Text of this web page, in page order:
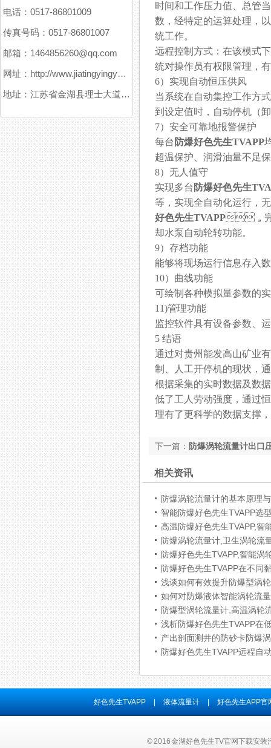
电话：0517-86801009
传真号码：0517-86801007
邮箱：1464856260@qq.com
网址：http://www.jiatingyingyuanxitong.com
地址：江苏省金湖县理士大道61号
时间和工作压力值、总
数，经特定的运算处理
统工作。
远程控制方式：在该模
统对操作员有权限管理，
6）实现自动恒压供风
当系统在自动集控工作方式
到设定值时，自动停机（卸
7）安全可靠地报警保护
每台 防爆好色先生TVAPP
超温保护、润滑油量不足保
8）无人值守
实现多台 防爆好色先生
等，实现全自动化运行
好色先生TVAPP，
却水泵自动轮转功能。
9）存档功能
能够将现场运行信息存入数
10）曲线功能
可绘制各种模拟量参数的实
11)管理功能
监控软件具有设备参数、运
5 结语
通过对贵州能发高山矿业
制、人工开停机的现状
根据采集的实时数据及数据
低了工人劳动强度，通
理有了更科学的数据支撑
下一篇： 防爆涡轮流量计出口
相关资讯
防爆涡轮流量计的基本原理
智能防爆好色先生TVAPP选
高温防爆好色先生TVAPP,智
防爆涡轮流量计,卫生涡轮流
防爆好色先生TVAPP,智能涡
防爆好色先生TVAPP在不同
浅谈如何有效提升防爆型涡
如何对防爆液体智能涡轮流
防爆型涡轮流量计,高温涡轮
产出剖面测井的防砂卡防爆
防爆好色先生TVAPP远程自
好色先生TVAPP 液体流量计 好色先生APP官
© 2016 金湖好色先生TV官网下载安装